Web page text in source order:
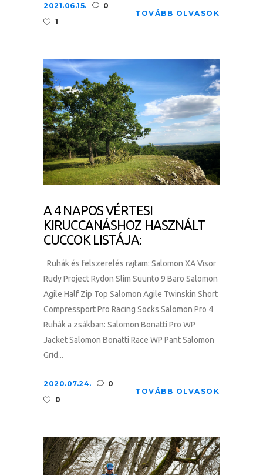
2021.06.15.
0
1
TOVÁBB OLVASOK
A 4 NAPOS VÉRTESI
KIRUCCANÁSHOZ HASZNÁLT
CUCCOK LISTÁJA:
Ruhák és felszerelés rajtam: Salomon XA Visor
Rudy Project Rydon Slim Suunto 9 Baro Salomon
Agile Half Zip Top Salomon Agile Twinskin Short
Compressport Pro Racing Socks Salomon Pro 4
Ruhák a zsákban: Salomon Bonatti Pro WP
Jacket Salomon Bonatti Race WP Pant Salomon
Grid...
2020.07.24.
0
0
TOVÁBB OLVASOK